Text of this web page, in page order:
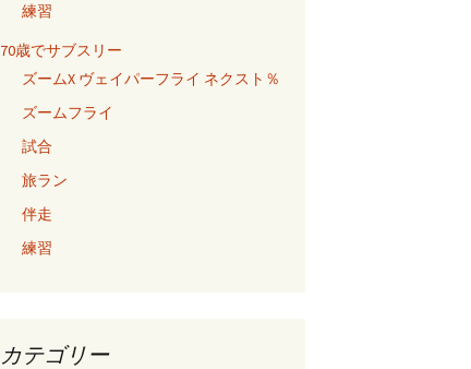
練習
70歳でサブスリー
ズームX ヴェイパーフライ ネクスト％
ズームフライ
試合
旅ラン
伴走
練習
カテゴリー